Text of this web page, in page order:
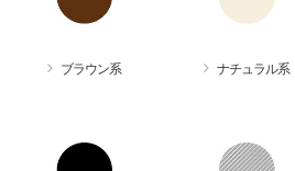
ブラウン系 ナチュラル系